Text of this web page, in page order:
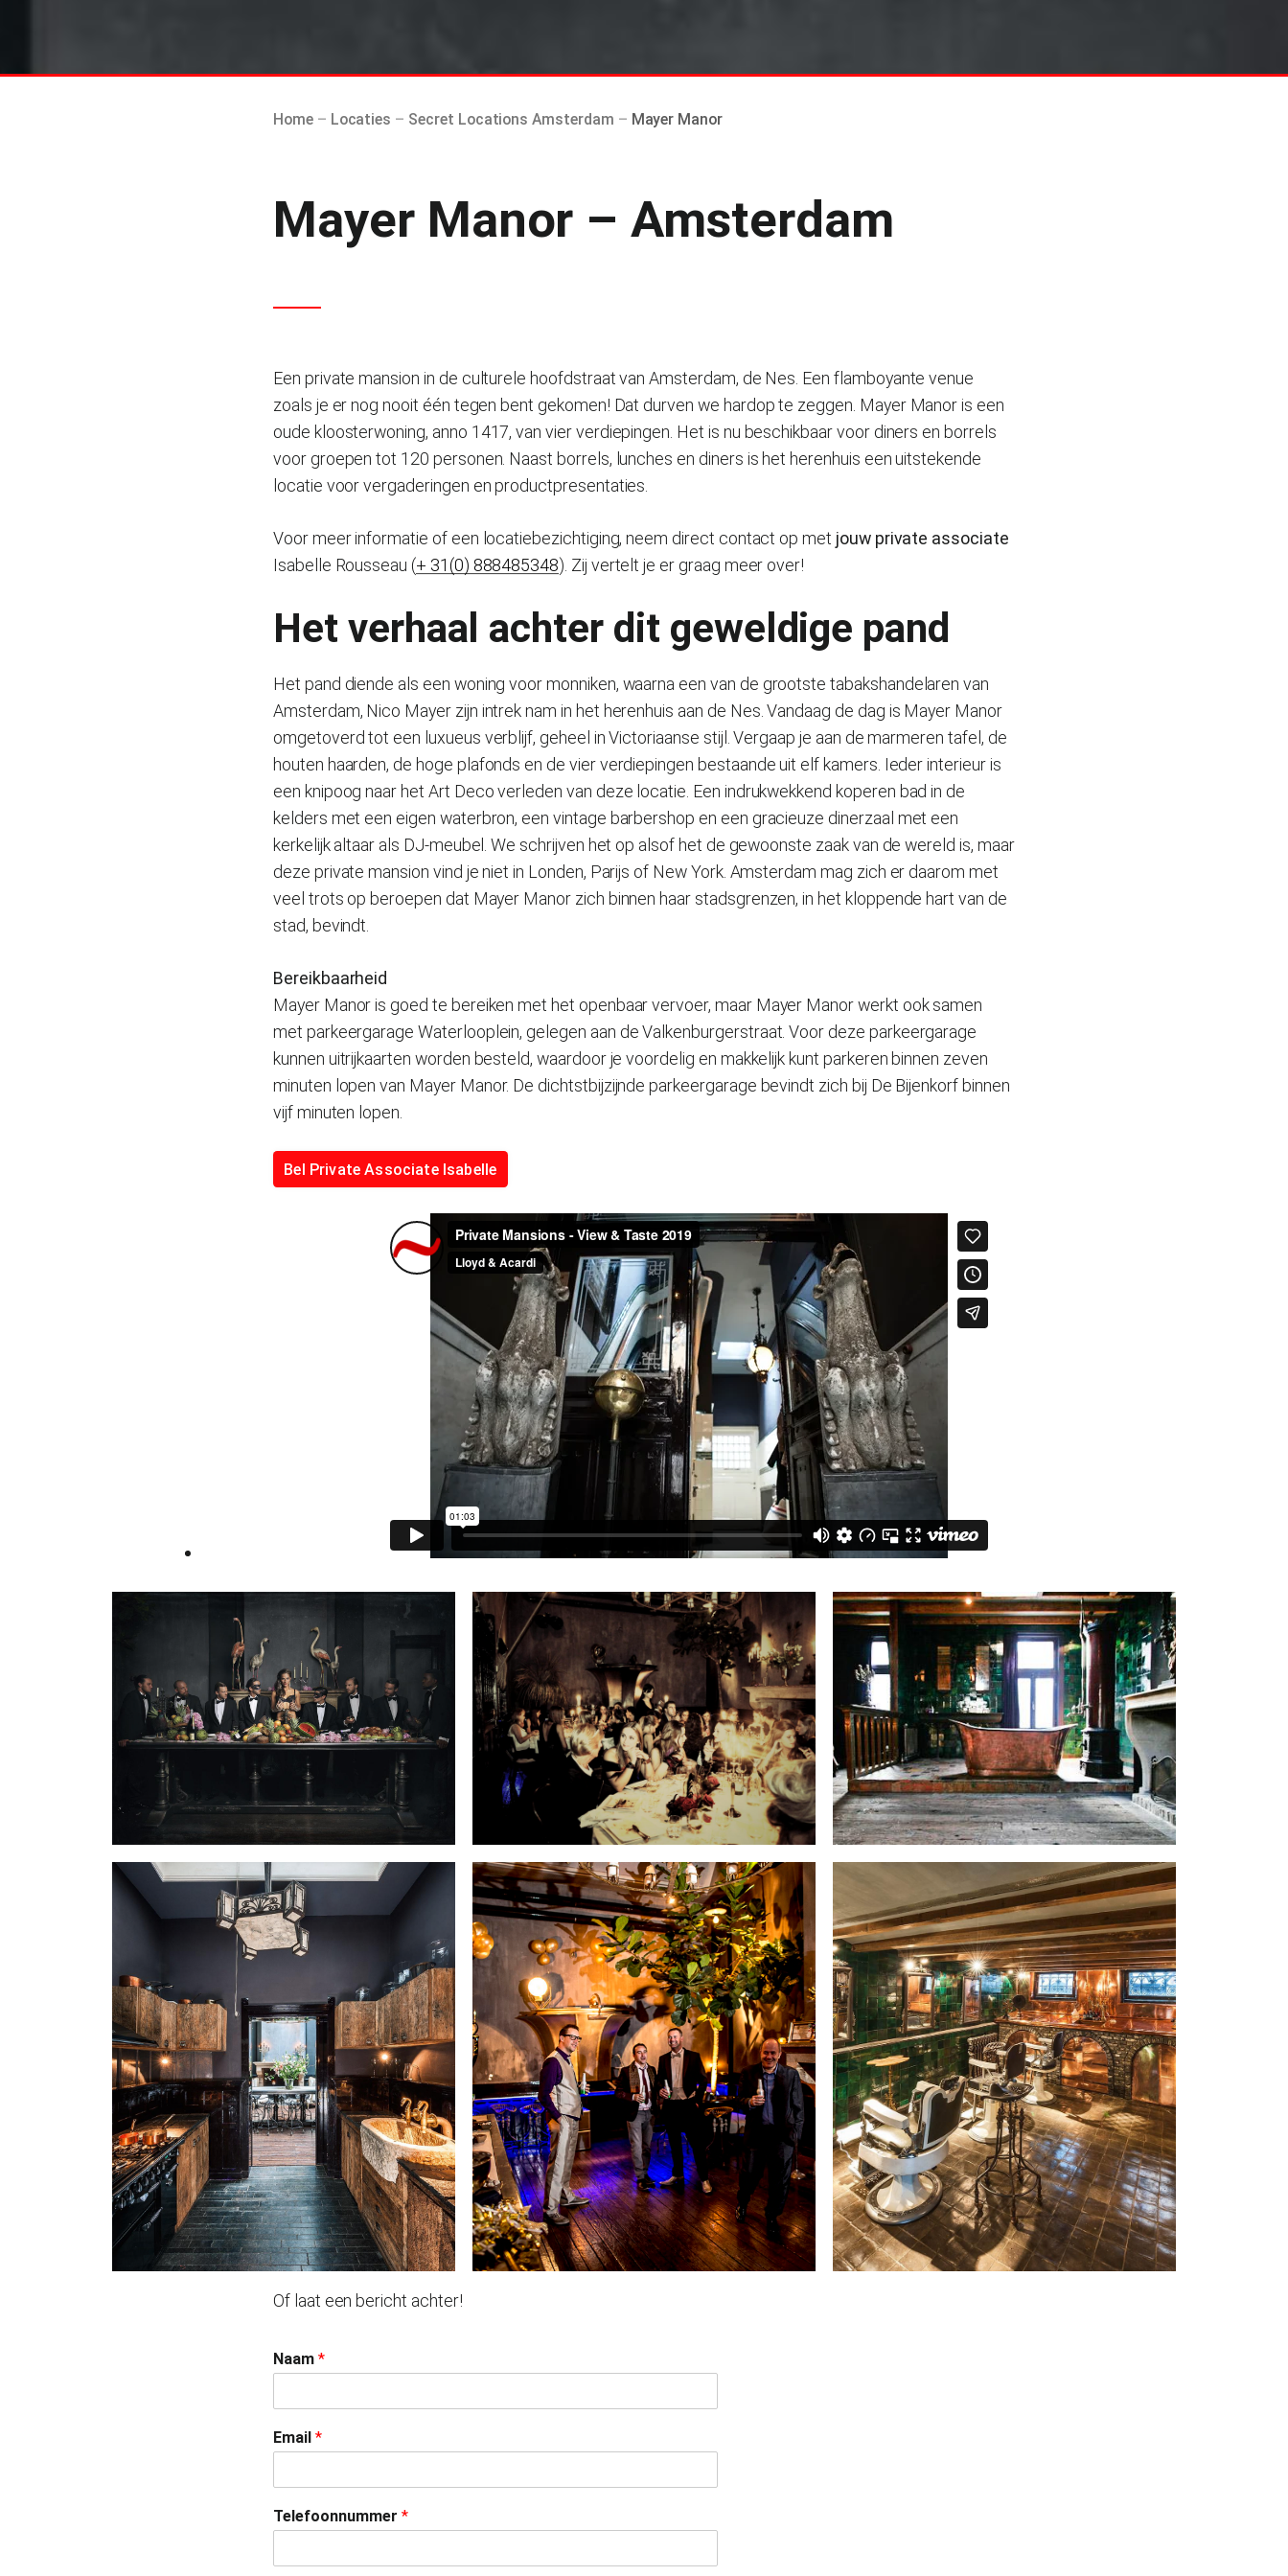
Home – Locaties – Secret Locations Amsterdam – Mayer Manor
Mayer Manor – Amsterdam
Een private mansion in de culturele hoofdstraat van Amsterdam, de Nes. Een flamboyante venue
zoals je er nog nooit één tegen bent gekomen! Dat durven we hardop te zeggen. Mayer Manor is een
oude kloosterwoning, anno 1417, van vier verdiepingen. Het is nu beschikbaar voor diners en borrels
voor groepen tot 120 personen. Naast borrels, lunches en diners is het herenhuis een uitstekende
locatie voor vergaderingen en productpresentaties.
Voor meer informatie of een locatiebezichtiging, neem direct contact op met jouw private associate
Isabelle Rousseau (+ 31(0) 888485348). Zij vertelt je er graag meer over!
Het verhaal achter dit geweldige pand
Het pand diende als een woning voor monniken, waarna een van de grootste tabakshandelaren van
Amsterdam, Nico Mayer zijn intrek nam in het herenhuis aan de Nes. Vandaag de dag is Mayer Manor
omgetoverd tot een luxueus verblijf, geheel in Victoriaanse stijl. Vergaap je aan de marmeren tafel, de
houten haarden, de hoge plafonds en de vier verdiepingen bestaande uit elf kamers. Ieder interieur is
een knipoog naar het Art Deco verleden van deze locatie. Een indrukwekkend koperen bad in de
kelders met een eigen waterbron, een vintage barbershop en een gracieuze dinerzaal met een
kerkelijk altaar als DJ-meubel. We schrijven het op alsof het de gewoonste zaak van de wereld is, maar
deze private mansion vind je niet in Londen, Parijs of New York. Amsterdam mag zich er daarom met
veel trots op beroepen dat Mayer Manor zich binnen haar stadsgrenzen, in het kloppende hart van de
stad, bevindt.
Bereikbaarheid
Mayer Manor is goed te bereiken met het openbaar vervoer, maar Mayer Manor werkt ook samen
met parkeergarage Waterlooplein, gelegen aan de Valkenburgerstraat. Voor deze parkeergarage
kunnen uitrijkaarten worden besteld, waardoor je voordelig en makkelijk kunt parkeren binnen zeven
minuten lopen van Mayer Manor. De dichtstbijzijnde parkeergarage bevindt zich bij De Bijenkorf binnen
vijf minuten lopen.
Bel Private Associate Isabelle
Of laat een bericht achter!
Naam *
Email *
Telefoonnummer *